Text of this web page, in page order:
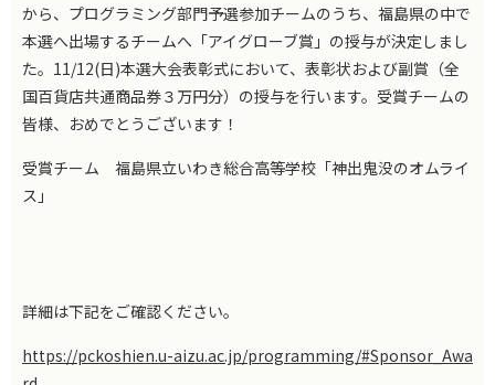
から、プログラミング部門予選参加チームのうち、福島県の中で
本選へ出場するチームへ「アイグローブ賞」の授与が決定しまし
た。 11/12(日)本選大会表彰式において、表彰状および副賞（全
国百貨店共通商品券３万円分）の授与を行います。受賞チームの
皆様、おめでとうございます！
受賞チーム 福島県立いわき総合高等学校「神出鬼没のオムライ
ス」
詳細は下記をご確認ください。
https://pckoshien.u-aizu.ac.jp/programming/#Sponsor_Awa